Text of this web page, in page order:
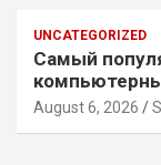
UNCATEGORIZED
Самый
August 6, 2026